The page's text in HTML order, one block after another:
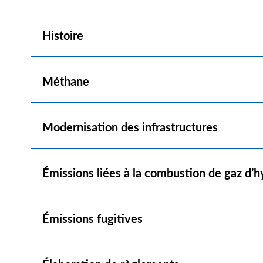
Show
Histoire
Show
Méthane
Show
Modernisation des infrastructures
Show
Émissions liées à la combustion de gaz
Show
Émissions fugitives